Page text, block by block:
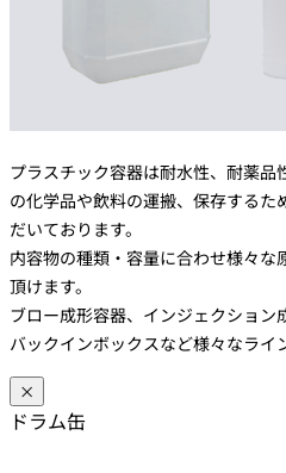
プラスチック容器は耐水性、耐薬
の化学品や飲料の運搬、保存するた
だいております。
内容物の種類・容量に合わせ様々
頂けます。
ブロー成形容器、インジェクション
バックインボックスなど様々なライ
×
ドラム缶